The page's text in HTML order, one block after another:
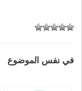
في نفس الموضوع